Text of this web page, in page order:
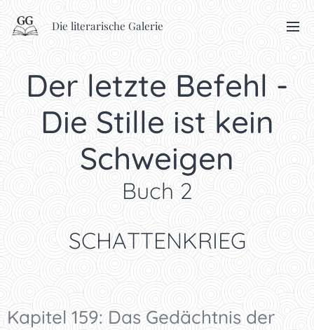
Die literarische Galerie
Der letzte Befehl -
Die Stille ist kein
Schweigen
Buch 2
SCHATTENKRIEG
Kapitel 159: Das Gedächtnis der